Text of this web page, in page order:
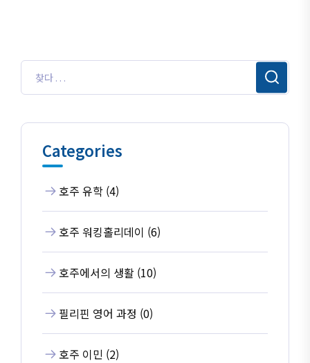
Categories
호주 유학 (4)
호주 워킹홀리데이 (6)
호주에서의 생활 (10)
필리핀 영어 과정 (0)
호주 이민 (2)